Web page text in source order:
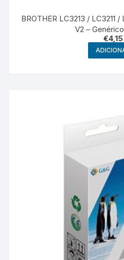
BROTHER LC3213 / LC3211
V2 –
€4,15